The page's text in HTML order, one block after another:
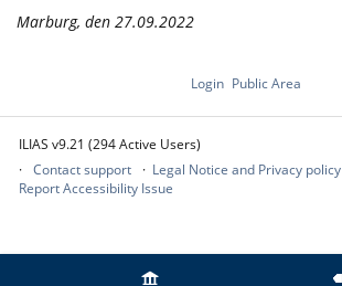
Marburg, den 27.09.2022
Login Public Area
ILIAS v9.21 (294 Active Users)
Contact support
Legal Notice and Privacy policy
Report Accessibility Issue